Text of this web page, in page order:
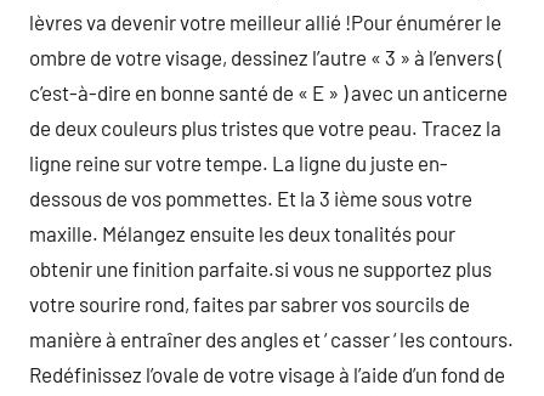
lèvres va devenir votre meilleur allié !Pour énumérer le
ombre de votre visage, dessinez l’autre « 3 » à l’envers (
c’est-à-dire en bonne santé de « E » ) avec un anticerne
de deux couleurs plus tristes que votre peau. Tracez la
ligne reine sur votre tempe. La ligne du juste en-
dessous de vos pommettes. Et la 3 ième sous votre
maxille. Mélangez ensuite les deux tonalités pour
obtenir une finition parfaite.si vous ne supportez plus
votre sourire rond, faites par sabrer vos sourcils de
manière à entraîner des angles et ‘ casser ‘ les contours.
Redéfinissez l’ovale de votre visage à l’aide d’un fond de